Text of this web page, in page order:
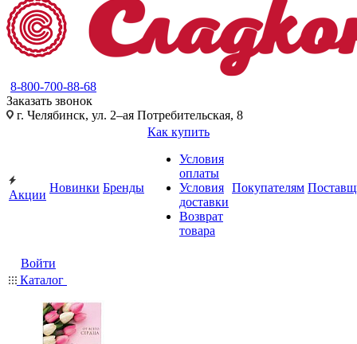
8-800-700-88-68
Заказать звонок
г. Челябинск, ул. 2–ая Потребительская, 8
Акции
Новинки Бренды
Как купить
Условия
оплаты
Условия
доставки
Возврат
товара
Покупателям
Войти
Каталог